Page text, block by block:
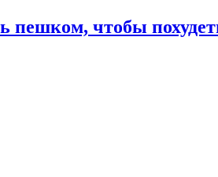
пешком, чтобы